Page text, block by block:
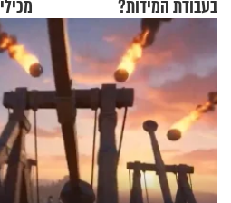
בעבודת המידות?